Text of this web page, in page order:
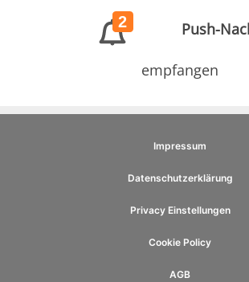
2 Push-
empfangen
Impressum
Datenschutzerklärung
Privacy Einstellungen
Cookie Policy
AGB